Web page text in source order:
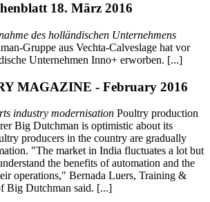
18. März 2016
des holländischen Unternehmens
Gruppe aus Vechta-Calveslage hat vor
Unternehmen Inno+ erworben. [...]
MAGAZINE - February 2016
industry modernisation Poultry production
Big Dutchman is optimistic about its
producers in the country are gradually
"The market in India fluctuates a lot but
the benefits of automation and the
operations," Bernada Luers, Training &
Big Dutchman said. [...]